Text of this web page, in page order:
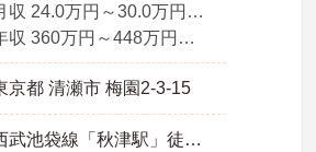
月収 24.0万円～30.0万円程度（夜勤手当込み）
年収 360万円～448万円程度 介護経験4年介護福祉士 375万～
京都 清瀬市 梅園2-3-15
西武池袋線「秋津駅」徒歩12分